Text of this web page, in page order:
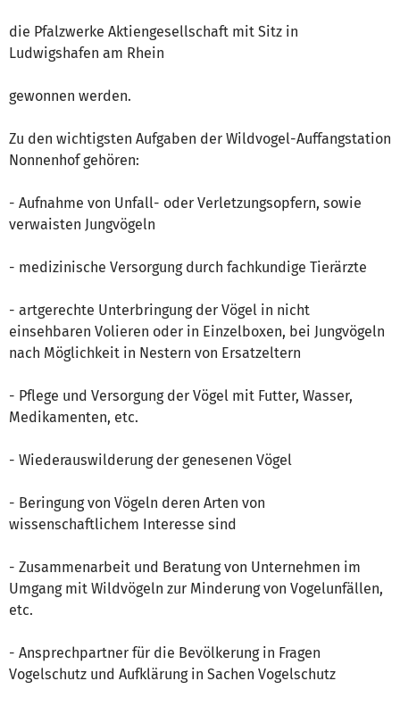
die Pfalzwerke Aktiengesellschaft mit Sitz in
Ludwigshafen am Rhein
gewonnen werden.
Zu den wichtigsten Aufgaben der Wildvogel-Auffangstation
Nonnenhof gehören:
- Aufnahme von Unfall- oder Verletzungsopfern, sowie
verwaisten Jungvögeln
- medizinische Versorgung durch fachkundige Tierärzte
- artgerechte Unterbringung der Vögel in nicht
einsehbaren Volieren oder in Einzelboxen, bei Jungvögeln
nach Möglichkeit in Nestern von Ersatzeltern
- Pflege und Versorgung der Vögel mit Futter, Wasser,
Medikamenten, etc.
- Wiederauswilderung der genesenen Vögel
- Beringung von Vögeln deren Arten von
wissenschaftlichem Interesse sind
- Zusammenarbeit und Beratung von Unternehmen im
Umgang mit Wildvögeln zur Minderung von Vogelunfällen,
etc.
- Ansprechpartner für die Bevölkerung in Fragen
Vogelschutz und Aufklärung in Sachen Vogelschutz